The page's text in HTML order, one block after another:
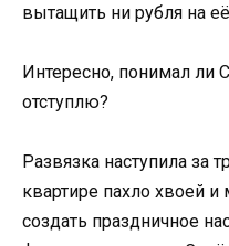
вытащить ни рубля на
Интересно, понимал ли
отступлю?
Развязка наступила за
квартире пахло хвоей
создать праздничное